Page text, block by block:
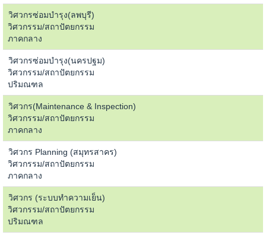
วิศวกรซ่อมบำรุง(ลพบุรี)
วิศวกรรม/สถาปัตยกรรม
ภาคกลาง
วิศวกรซ่อมบำรุง(นครปฐม)
วิศวกรรม/สถาปัตยกรรม
ปริมณฑล
วิศวกร(Maintenance & Inspection)
วิศวกรรม/สถาปัตยกรรม
ภาคกลาง
วิศวกร Planning (สมุทรสาคร)
วิศวกรรม/สถาปัตยกรรม
ภาคกลาง
วิศวกร (ระบบทำความเย็น)
วิศวกรรม/สถาปัตยกรรม
ปริมณฑล